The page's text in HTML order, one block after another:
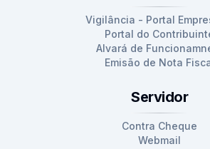
Vigilância - Portal
Portal do
Alvará de
Emisão de Nota
Servidor
Contra Cheque
Webmail